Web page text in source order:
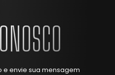
e envie sua mensagem